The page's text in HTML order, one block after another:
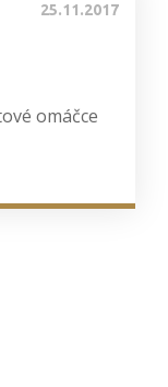
25.11.2017
omáčce